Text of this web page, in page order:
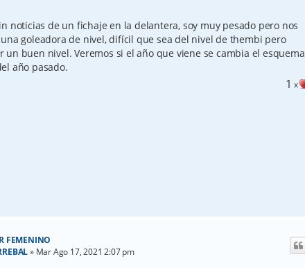
noticias de un fichaje en la delantera, soy muy pesado pero nos
goleadora de nivel, difícil que sea del nivel de thembi pero
un buen nivel. Veremos si el año que viene se cambia el esquema
año pasado.
1 x
FEMENINO
» Mar Ago 17, 2021 2:07 pm